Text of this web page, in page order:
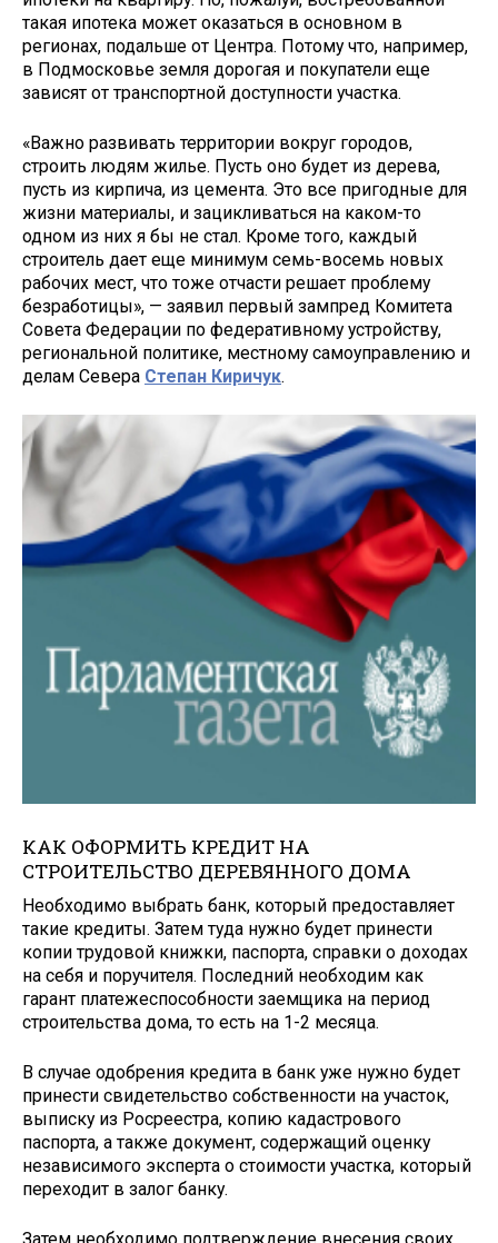
такая ипотека может оказаться в основном в
регионах, подальше от Центра. Потому что, например,
в Подмосковье земля дорогая и покупатели еще
зависят от транспортной доступности участка.
«Важно развивать территории вокруг городов,
строить людям жилье. Пусть оно будет из дерева,
пусть из кирпича, из цемента. Это все пригодные для
жизни материалы, и зацикливаться на каком-то
одном из них я бы не стал. Кроме того, каждый
строитель дает еще минимум семь-восемь новых
рабочих мест, что тоже отчасти решает проблему
безработицы», — заявил первый зампред Комитета
Совета Федерации по федеративному устройству,
региональной политике, местному самоуправлению и
делам Севера Степан Киричук.
КАК ОФОРМИТЬ КРЕДИТ НА
СТРОИТЕЛЬСТВО ДЕРЕВЯННОГО ДОМА
Необходимо выбрать банк, который предоставляет
такие кредиты. Затем туда нужно будет принести
копии трудовой книжки, паспорта, справки о доходах
на себя и поручителя. Последний необходим как
гарант платежеспособности заемщика на период
строительства дома, то есть на 1-2 месяца.
В случае одобрения кредита в банк уже нужно будет
принести свидетельство собственности на участок,
выписку из Росреестра, копию кадастрового
паспорта, а также документ, содержащий оценку
независимого эксперта о стоимости участка, который
переходит в залог банку.
Затем необходимо подтверждение внесения своих